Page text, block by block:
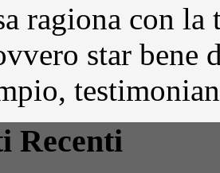
ragiona con
star
Recenti